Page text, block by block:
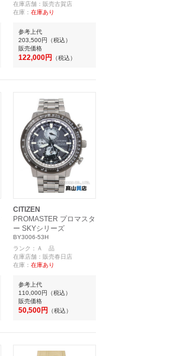
在庫店舗：販売古賀店
在庫： 在庫あり
参考上代
203,500円 （税込）
販売価格
122,000円 （税込）
CITIZEN
PROMASTER プロマスタ
ー SKYシリーズ
BY3006-53H
ランク：Ａ 品
在庫店舗：販売春日店
在庫： 在庫あり
参考上代
110,000円 （税込）
販売価格
50,500円 （税込）